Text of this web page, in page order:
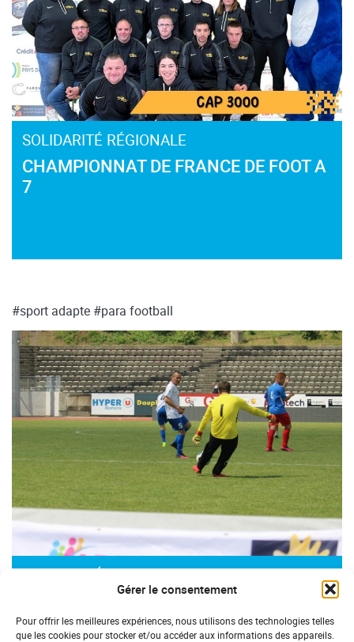
Gérer le consentement
Pour offrir les meilleures expériences, nous utilisons des technologies telles
que les cookies pour stocker et/ou accéder aux informations des appareils.
SOLIDARITÉ RÉGIONALE
CHAMPIONNAT DE FRANCE DE FOOT A
7
#sport adapte #para football
SOLIDARITÉ NATIONALE
L’ADPS partenaire du championnat de
France « Para Football Adapté à 7 »